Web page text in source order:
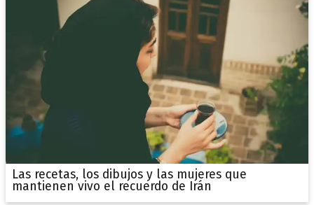
Las recetas, los dibujos y las mujeres que
mantienen vivo el recuerdo de Irán